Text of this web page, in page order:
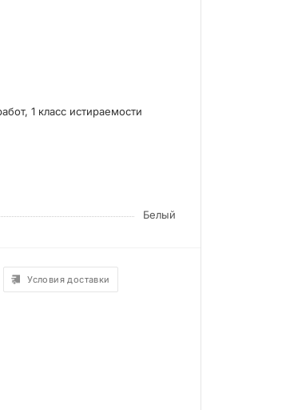
1 класс истираемости
Белый
Условия доставки